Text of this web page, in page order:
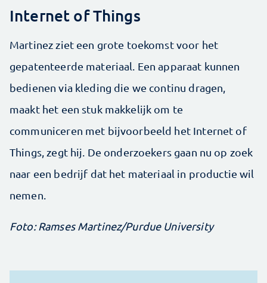
Internet of Things
Martinez ziet een grote toekomst voor het
gepatenteerde materiaal. Een apparaat kunnen
bedienen via kleding die we continu dragen,
maakt het een stuk makkelijk om te
communiceren met bijvoorbeeld het Internet of
Things, zegt hij. De onderzoekers gaan nu op zoek
naar een bedrijf dat het materiaal in productie wil
nemen.
Foto: Ramses Martinez/Purdue University